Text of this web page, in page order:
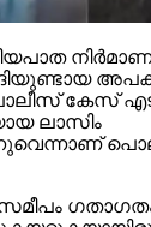
കേസ്
ലാസിം
ഗതാഗതം